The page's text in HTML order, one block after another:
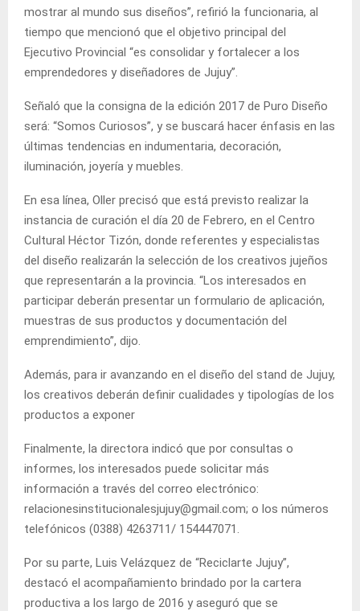
mostrar al mundo sus diseños”, refirió la funcionaria, al
tiempo que mencionó que el objetivo principal del
Ejecutivo Provincial “es consolidar y fortalecer a los
emprendedores y diseñadores de Jujuy”.
Señaló que la consigna de la edición 2017 de Puro Diseño
será: “Somos Curiosos”, y se buscará hacer énfasis en las
últimas tendencias en indumentaria, decoración,
iluminación, joyería y muebles.
En esa línea, Oller precisó que está previsto realizar la
instancia de curación el día 20 de Febrero, en el Centro
Cultural Héctor Tizón, donde referentes y especialistas
del diseño realizarán la selección de los creativos jujeños
que representarán a la provincia. “Los interesados en
participar deberán presentar un formulario de aplicación,
muestras de sus productos y documentación del
emprendimiento”, dijo.
Además, para ir avanzando en el diseño del stand de Jujuy,
los creativos deberán definir cualidades y tipologías de los
productos a exponer
Finalmente, la directora indicó que por consultas o
informes, los interesados puede solicitar más
información a través del correo electrónico:
relacionesinstitucionalesjujuy@gmail.com; o los números
telefónicos (0388) 4263711/ 154447071.
Por su parte, Luis Velázquez de “Reciclarte Jujuy”,
destacó el acompañamiento brindado por la cartera
productiva a los largo de 2016 y aseguró que se